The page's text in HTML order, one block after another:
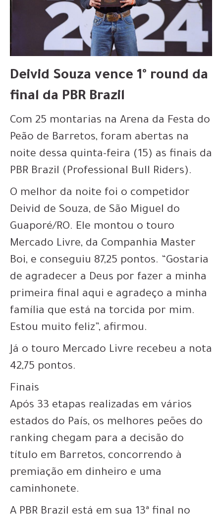
Deivid Souza vence 1º round da
final da PBR Brazil
Com 25 montarias na Arena da Festa do
Peão de Barretos, foram abertas na
noite dessa quinta-feira (15) as finais da
PBR Brazil (Professional Bull Riders).
O melhor da noite foi o competidor
Deivid de Souza, de São Miguel do
Guaporé/RO. Ele montou o touro
Mercado Livre, da Companhia Master
Boi, e conseguiu 87,25 pontos. “Gostaria
de agradecer a Deus por fazer a minha
primeira final aqui e agradeço a minha
família que está na torcida por mim.
Estou muito feliz”, afirmou.
Já o touro Mercado Livre recebeu a nota
42,75 pontos.
Finais
Após 33 etapas realizadas em vários
estados do País, os melhores peões do
ranking chegam para a decisão do
título em Barretos, concorrendo à
premiação em dinheiro e uma
caminhonete.
A PBR Brazil está em sua 13ª final no